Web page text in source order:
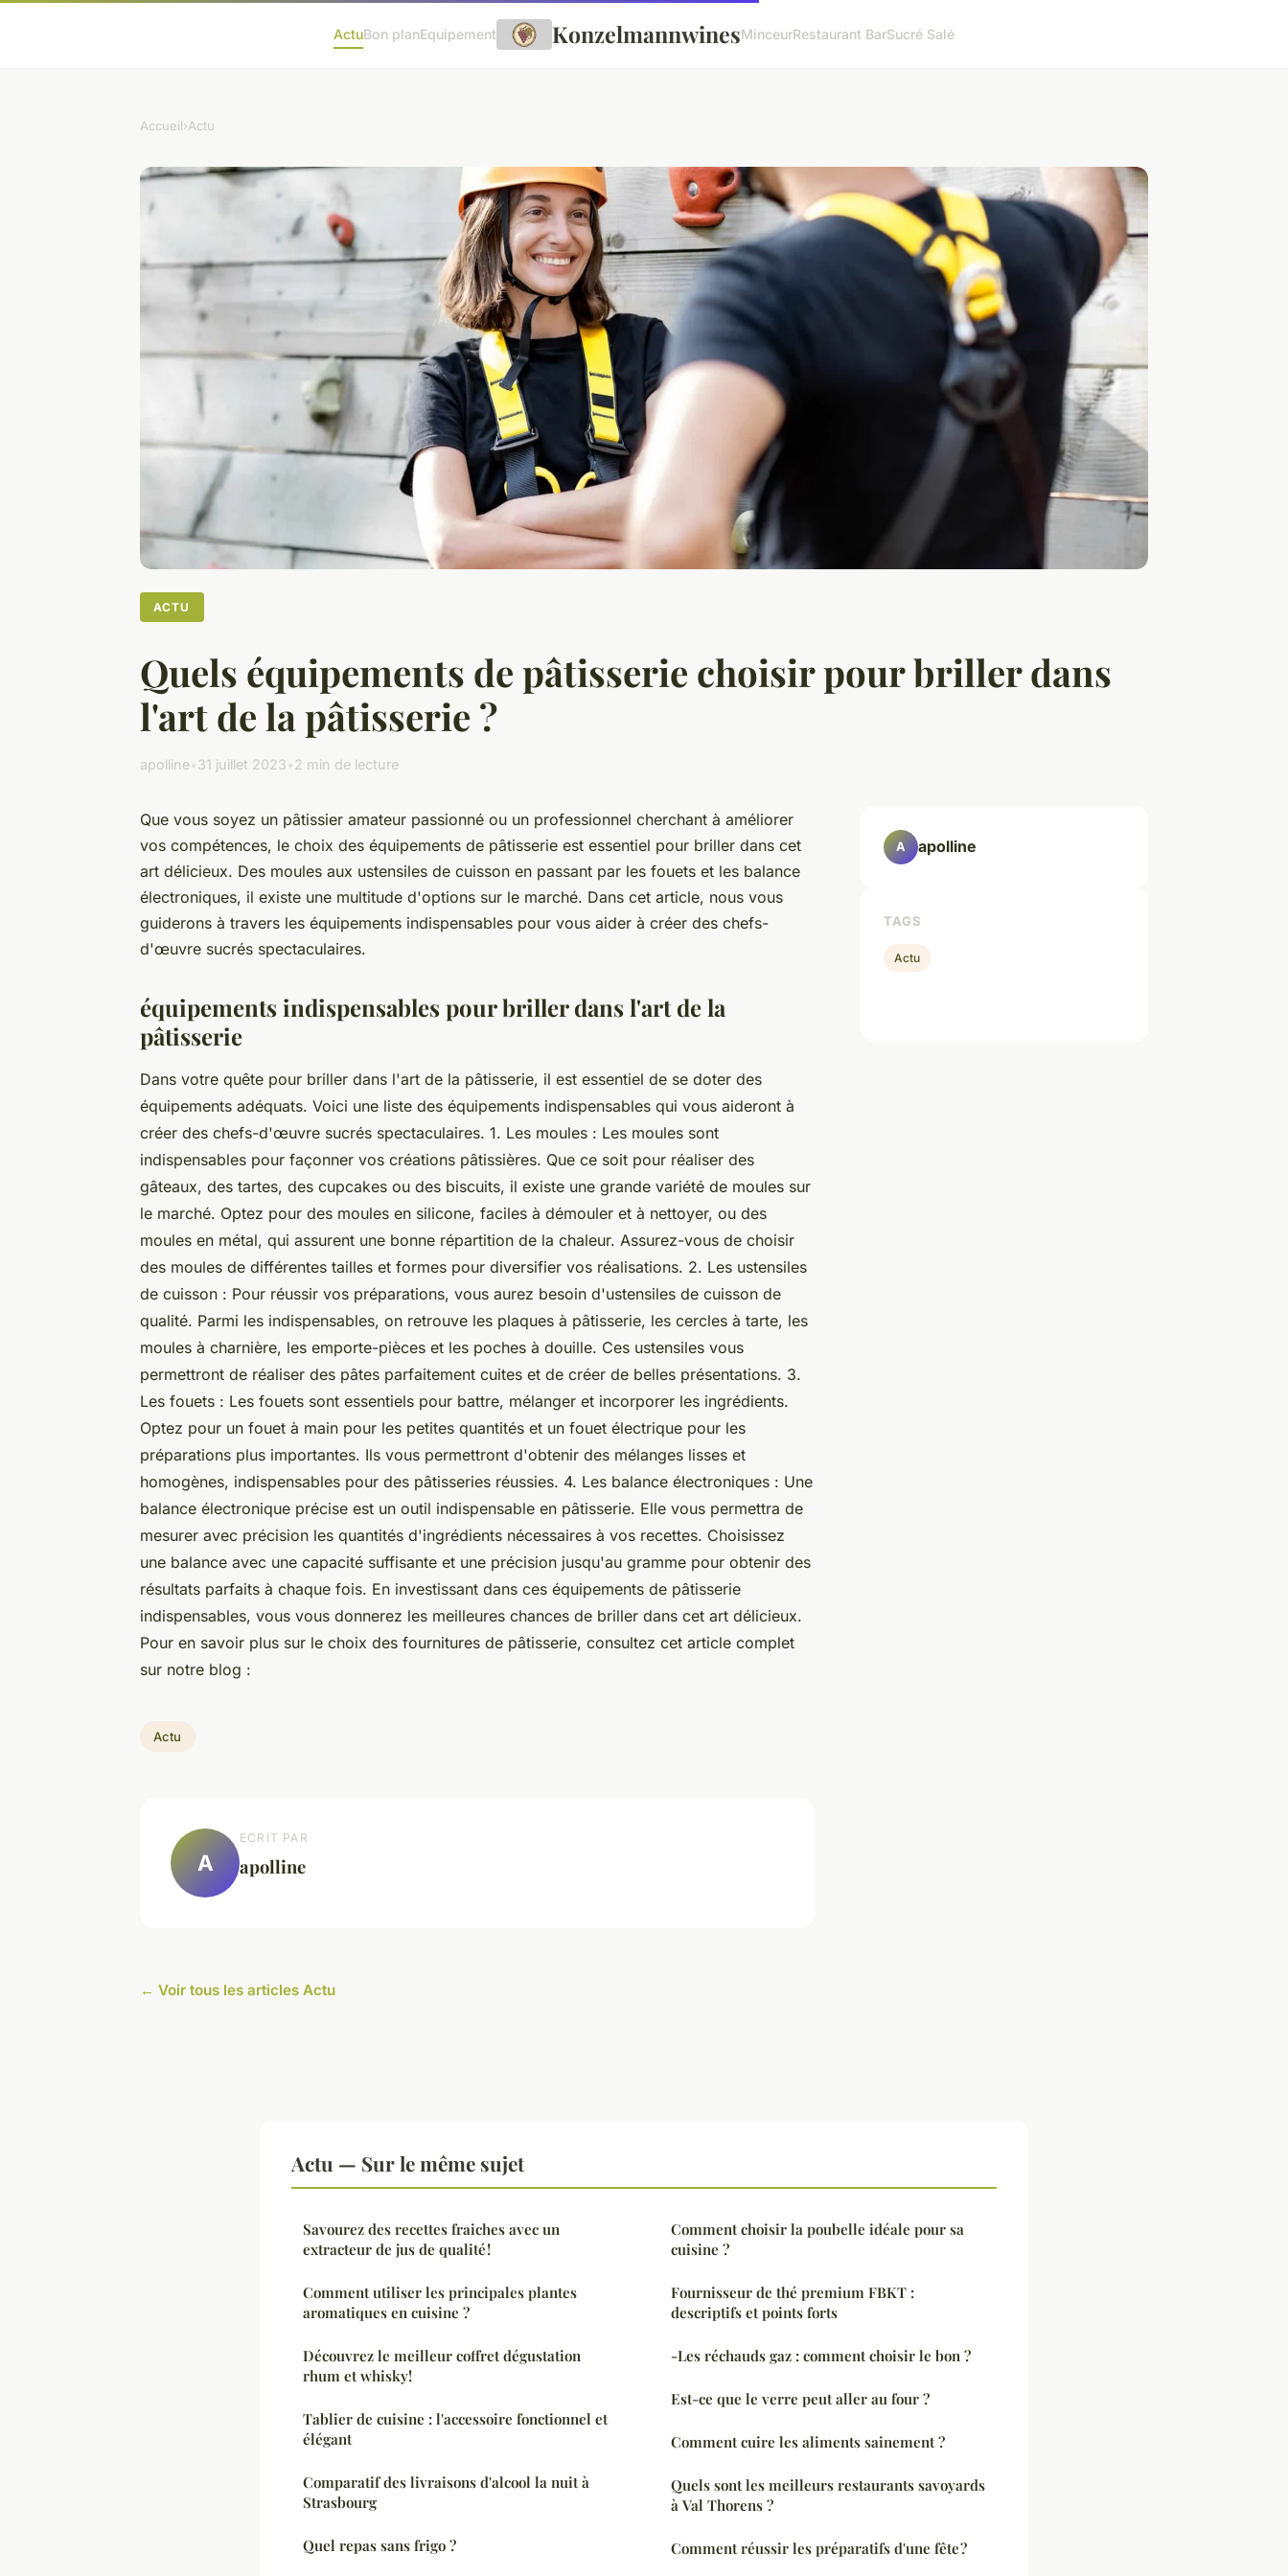
ActuBon planEquipement KonzelmannwinesMinceurRestaurant BarSucré Salé
Accueil›Actu
ACTU
Quels équipements de pâtisserie choisir pour briller dans
l'art de la pâtisserie ?
apolline•31 juillet 2023•2 min de lecture
Que vous soyez un pâtissier amateur passionné ou un professionnel cherchant à améliorer
vos compétences, le choix des équipements de pâtisserie est essentiel pour briller dans cet
art délicieux. Des moules aux ustensiles de cuisson en passant par les fouets et les balance
électroniques, il existe une multitude d'options sur le marché. Dans cet article, nous vous
guiderons à travers les équipements indispensables pour vous aider à créer des chefs-
d'œuvre sucrés spectaculaires.
équipements indispensables pour briller dans l'art de la
pâtisserie
Dans votre quête pour briller dans l'art de la pâtisserie, il est essentiel de se doter des
équipements adéquats. Voici une liste des équipements indispensables qui vous aideront à
créer des chefs-d'œuvre sucrés spectaculaires. 1. Les moules : Les moules sont
indispensables pour façonner vos créations pâtissières. Que ce soit pour réaliser des
gâteaux, des tartes, des cupcakes ou des biscuits, il existe une grande variété de moules sur
le marché. Optez pour des moules en silicone, faciles à démouler et à nettoyer, ou des
moules en métal, qui assurent une bonne répartition de la chaleur. Assurez-vous de choisir
des moules de différentes tailles et formes pour diversifier vos réalisations. 2. Les ustensiles
de cuisson : Pour réussir vos préparations, vous aurez besoin d'ustensiles de cuisson de
qualité. Parmi les indispensables, on retrouve les plaques à pâtisserie, les cercles à tarte, les
moules à charnière, les emporte-pièces et les poches à douille. Ces ustensiles vous
permettront de réaliser des pâtes parfaitement cuites et de créer de belles présentations. 3.
Les fouets : Les fouets sont essentiels pour battre, mélanger et incorporer les ingrédients.
Optez pour un fouet à main pour les petites quantités et un fouet électrique pour les
préparations plus importantes. Ils vous permettront d'obtenir des mélanges lisses et
homogènes, indispensables pour des pâtisseries réussies. 4. Les balance électroniques : Une
balance électronique précise est un outil indispensable en pâtisserie. Elle vous permettra de
mesurer avec précision les quantités d'ingrédients nécessaires à vos recettes. Choisissez
une balance avec une capacité suffisante et une précision jusqu'au gramme pour obtenir des
résultats parfaits à chaque fois. En investissant dans ces équipements de pâtisserie
indispensables, vous vous donnerez les meilleures chances de briller dans cet art délicieux.
Pour en savoir plus sur le choix des fournitures de pâtisserie, consultez cet article complet
sur notre blog :
Actu
A
ECRIT PAR
apolline
← Voir tous les articles Actu
A apolline
TAGS
Actu
Actu — Sur le même sujet
Savourez des recettes fraiches avec un
extracteur de jus de qualité !
Comment utiliser les principales plantes
aromatiques en cuisine ?
Découvrez le meilleur coffret dégustation
rhum et whisky!
Tablier de cuisine : l'accessoire fonctionnel et
élégant
Comparatif des livraisons d'alcool la nuit à
Strasbourg
Quel repas sans frigo ?
Comment choisir la poubelle idéale pour sa
cuisine ?
Fournisseur de thé premium FBKT :
descriptifs et points forts
-Les réchauds gaz : comment choisir le bon ?
Est-ce que le verre peut aller au four ?
Comment cuire les aliments sainement ?
Quels sont les meilleurs restaurants savoyards
à Val Thorens ?
Comment réussir les préparatifs d'une fête ?